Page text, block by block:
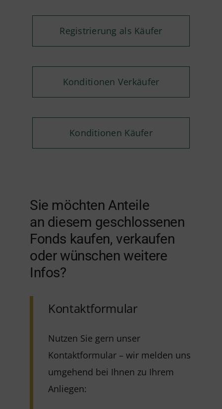
Registrierung als Käufer
Konditionen Verkäufer
Konditionen Käufer
Sie möchten Anteile
an diesem geschlossenen
Fonds kaufen, verkaufen
oder wünschen weitere
Infos?
Kontaktformular
Nutzen Sie gern unser
Kontaktformular – wir melden uns
umgehend bei Ihnen zu Ihrem
Anliegen: